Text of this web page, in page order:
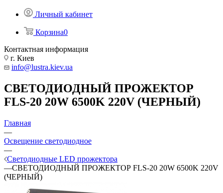
Личный кабинет
Корзина0
Контактная информация
г. Киев
info@lustra.kiev.ua
СВЕТОДИОДНЫЙ ПРОЖЕКТОР
FLS-20 20W 6500K 220V (ЧЕРНЫЙ)
Главная
—
Освещение светодиодное
—
Светодиодные LED прожектора
—СВЕТОДИОДНЫЙ ПРОЖЕКТОР FLS-20 20W 6500K 220V
(ЧЕРНЫЙ)